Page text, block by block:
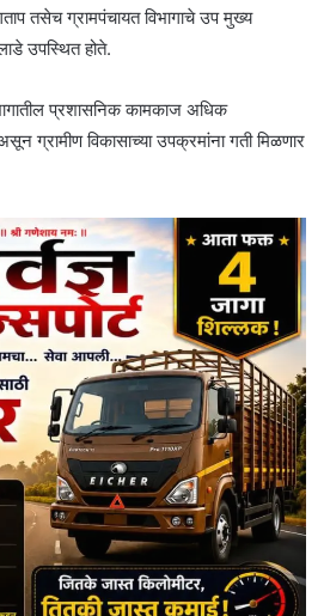
तसेच ग्रामपंचायत विभागाचे उप मुख्य
उपस्थित होते.
प्रशासनिक कामकाज अधिक
ग्रामीण विकासाच्या उपक्रमांना गती मिळणार